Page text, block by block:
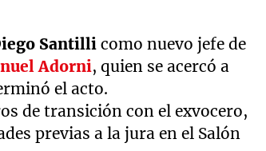
Santilli como nuevo jefe de
Adorni, quien se acercó a
el acto.
de transición con el exvocero,
previas a la jura en el Salón